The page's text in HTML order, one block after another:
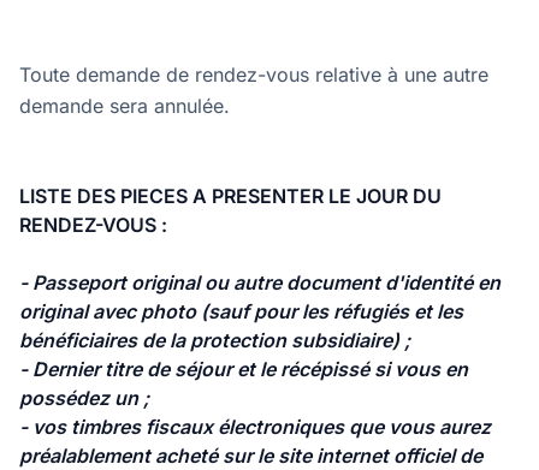
Toute demande de rendez-vous relative à une autre
demande sera annulée.
LISTE DES PIECES A PRESENTER LE JOUR DU
RENDEZ-VOUS :
- Passeport original ou autre document d'identité en
original avec photo (sauf pour les réfugiés et les
bénéficiaires de la protection subsidiaire) ;
- Dernier titre de séjour et le récépissé si vous en
possédez un ;
- vos timbres fiscaux électroniques que vous aurez
préalablement acheté sur le site internet officiel de